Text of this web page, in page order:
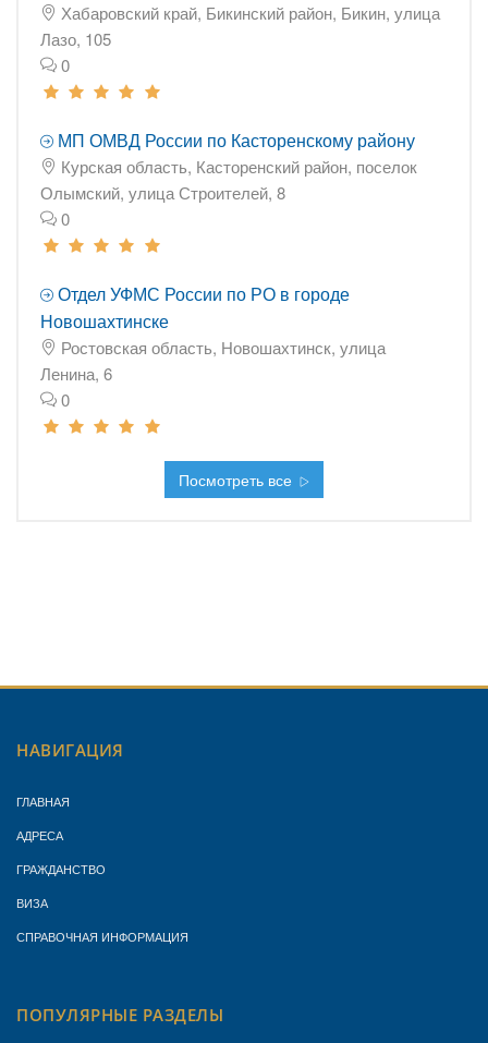
Хабаровский край, Бикинский район, Бикин, улица
Лазо, 105
0
МП ОМВД России по Касторенскому району
Курская область, Касторенский район, поселок
Олымский, улица Строителей, 8
0
Отдел УФМС России по РО в городе
Новошахтинске
Ростовская область, Новошахтинск, улица
Ленина, 6
0
Посмотреть все
НАВИГАЦИЯ
ГЛАВНАЯ
АДРЕСА
ГРАЖДАНСТВО
ВИЗА
СПРАВОЧНАЯ ИНФОРМАЦИЯ
ПОПУЛЯРНЫЕ РАЗДЕЛЫ